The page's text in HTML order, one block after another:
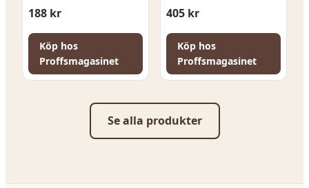
188 kr
Köp hos
Proffsmagasinet
405 kr
Köp hos
Proffsmagasinet
Se alla produkter